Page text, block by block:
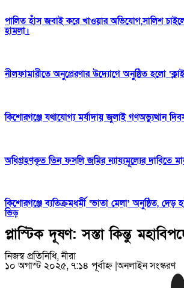
পালিত হাঁস জবাই করে খাওয়ার অভিযোগ,সালিশ চাইলে
হামলা।
নীলফামারীতে অনুপ্রেরণার উদ্যোগে অনুষ্ঠিত হলো
কিশোরগঞ্জে যথাযোগ্য মর্যাদায় জুলাই গণঅভ্যুত্থান
অধিগ্রহণকৃত তিন ফসলি জমির ন্যায্যমূল্যের দাবিতে
কিশোরগঞ্জে ব্যতিক্রমধর্মী ‘ভাতা মেলা’ অনুষ্ঠিত, দেড়
ভিড়
প্লাস্টিক দূষণ: সস্তা কিন্তু
নিজস্ব প্রতিনিধি, নীরা
১০ অগাস্ট ২০২৫, ৭:১৪ পূর্বাহ্ন|অনলাইন সংস্করণ